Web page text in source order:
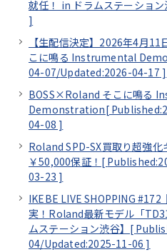
就任！ in ドラムステーショ
]
【生配信決定】2026年4月
こに鳴る Instrumental
04-07/Updated:2026-04-17 ]
BOSS×Roland そこに鳴る
Demonstration[
04-08 ]
Roland SPD-SX買取り超強
￥50,000保証！[
03-23 ]
IKEBE LIVE SHOPPING
実！Roland最新モデル「
ムステーション渋谷】[
04/Updated:2025-11-06 ]